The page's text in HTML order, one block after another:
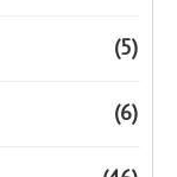
(5)
(6)